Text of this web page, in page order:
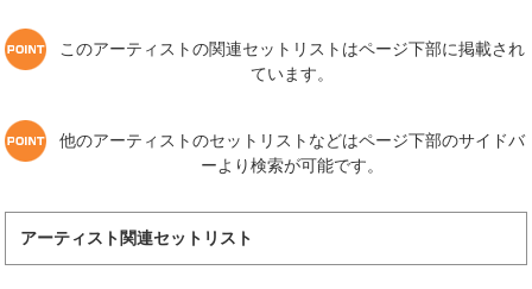
このアーティストの関連セットリストはページ下部に掲載され
ています。
他のアーティストのセットリストなどはページ下部のサイドバ
ーより検索が可能です。
アーティスト関連セットリスト